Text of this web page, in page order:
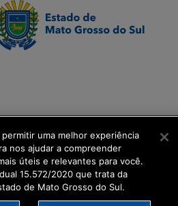
uma melhor experiência
nos ajudar a compreender
úteis e relevantes para você.
15.572/2020 que trata da
de Mato Grosso do Sul.